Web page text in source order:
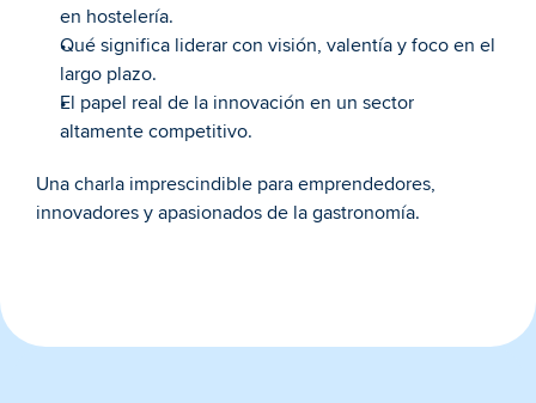
en hostelería.
Qué significa liderar con visión, valentía y foco en el
largo plazo.
El papel real de la innovación en un sector
altamente competitivo.
Una charla imprescindible para emprendedores,
innovadores y apasionados de la gastronomía.